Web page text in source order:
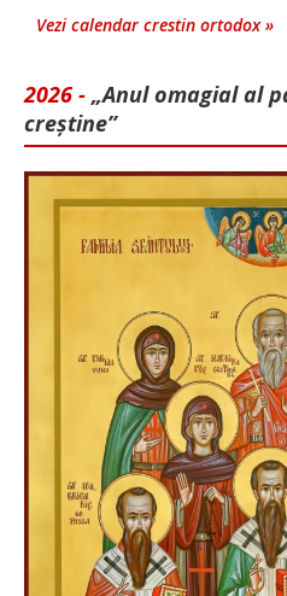
Vezi calendar crestin ortodox »
2026 - „Anul omagial al
creștine”